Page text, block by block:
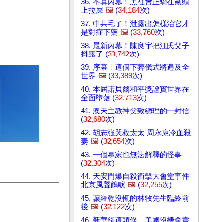
36. 不算內幕！黑社會正騎在黨頭
上拉屎 🖼️ (34,184次)
37. 中共毛了！泄露出怎樣治它才
是對症下藥 🖼️ (33,760次)
38. 最新內幕！陳良宇把江氏父子
抖露了 (33,742次)
39. 序幕！這個下葬儀式將遍及全
世界 🖼️ (33,389次)
40. 本屆諾貝爾和平獎證實世界在
全面墮落 (32,713次)
41. 澳天主教神父致總理的一封信
(32,680次)
42. 胡志強哭救太太 周永康冷血殺
妻 🖼️ (32,654次)
43. 一個專家也無法解釋的怪事
(32,304次)
44. 天安門爆自殺衝擊大會堂事件
北京風聲鶴唳 🖼️ (32,255次)
45. 讓羅乾沒輒的林牧先生臨終前
後 🖼️ (32,122次)
46. 新華網這頭條…美國沒機會嘗